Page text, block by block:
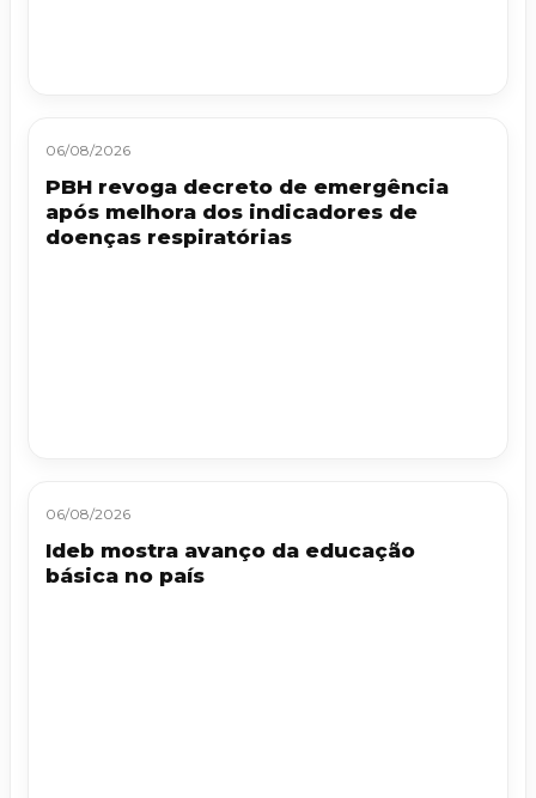
06/08/2026
PBH revoga decreto de emergência
após melhora dos indicadores de
doenças respiratórias
06/08/2026
Ideb mostra avanço da educação
básica no país